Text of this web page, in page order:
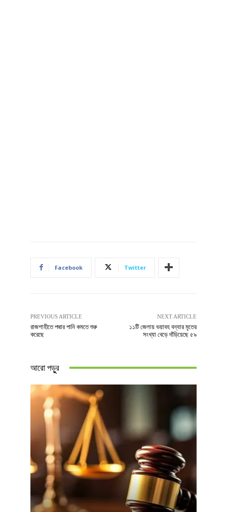
Facebook Twitter
PREVIOUS ARTICLE
রাজশাহীতে পদ্মার পানি কমতে শুরু
করেছে
NEXT ARTICLE
১১টি জেলায় ভয়াবহ বন্যার মৃতের
সংখ্যা বেড়ে দাঁড়িয়েছে ৫৯
আরো পড়ুুর